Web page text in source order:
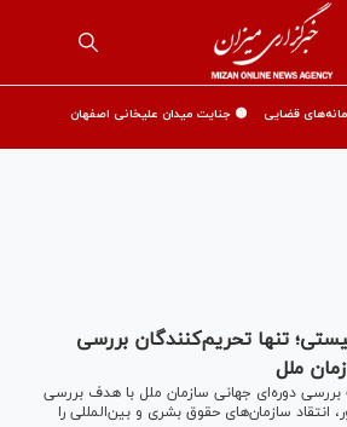
قضایی 🟡 جنایت میدان علیخانی اصفهان
تنها تحریم‌کنندگان بررسی
ملل
دوره‌ای جهانی سازمان ملل با هدف بررسی
سازمان‌های حقوق بشری و بین‌المللی را